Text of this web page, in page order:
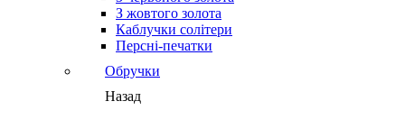
З жовтого золота
Каблучки солітери
Персні-печатки
Обручки
Назад